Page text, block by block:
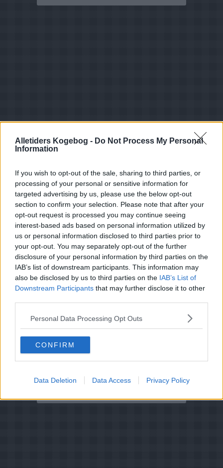
Alletiders Kogebog - Do Not Process My Personal
Information
If you wish to opt-out of the sale, sharing to third parties, or
processing of your personal or sensitive information for
targeted advertising by us, please use the below opt-out
section to confirm your selection. Please note that after your
opt-out request is processed you may continue seeing
interest-based ads based on personal information utilized by
us or personal information disclosed to third parties prior to
your opt-out. You may separately opt-out of the further
disclosure of your personal information by third parties on the
IAB’s list of downstream participants. This information may
also be disclosed by us to third parties on the IAB’s List of
Downstream Participants that may further disclose it to other
Personal Data Processing Opt Outs
CONFIRM
Data Deletion Data Access Privacy Policy
Opskriftsinfo
Frokost
Hovedingrediens :Gryn / Korn-Rugbrød
Oprindelsesland :Danmark
Indsendt : 2002-01-01
Redigeret:2021-07-13
4.7( stemmer